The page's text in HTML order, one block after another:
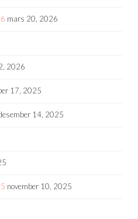
mars 20, 2026
2026
17, 2025
14, 2025
november 10, 2025